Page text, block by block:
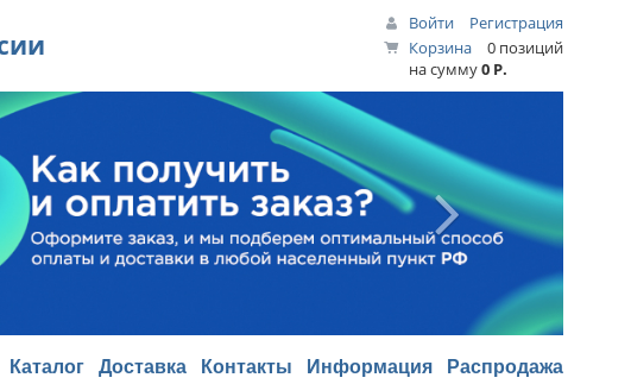
Войти
Регистрация
Корзина
0 позиций
на сумму0 Р.
Каталог Доставка Контакты Информация Распродажа